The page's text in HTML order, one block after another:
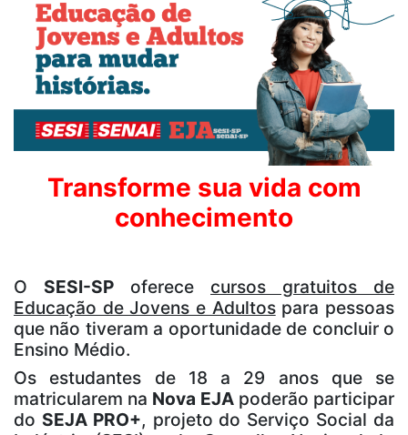
Transforme sua vida com
conhecimento
O SESI-SP oferece cursos gratuitos de
Educação de Jovens e Adultospara pessoas
que não tiveram a oportunidade de concluir o
Ensino Médio.
Os estudantes de 18 a 29 anos que se
matricularem na Nova EJApoderão participar
do SEJA PRO+, projeto do Serviço Social da